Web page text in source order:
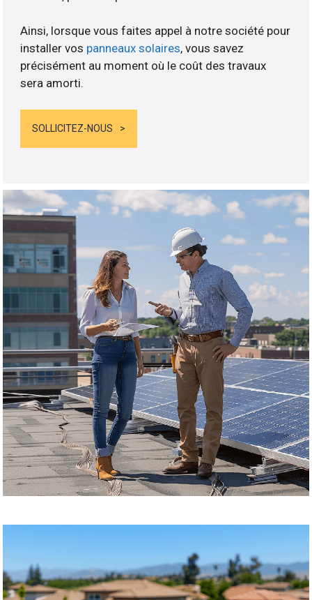
Ainsi, lorsque vous faites appel à notre société pour
installer vos panneaux solaires, vous savez
précisément au moment où le coût des travaux
sera amorti.
SOLLICITEZ-NOUS